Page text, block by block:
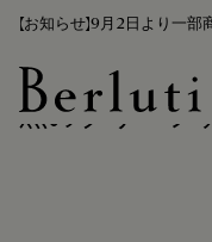
【お知らせ】9月2日より一
Berluti homepage
黒のブリーフ